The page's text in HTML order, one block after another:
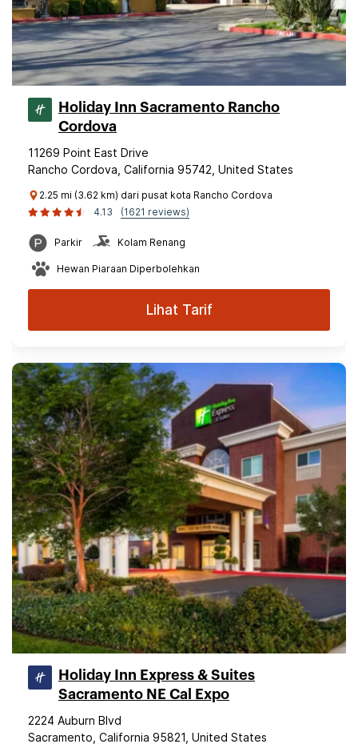
Holiday Inn Sacramento Rancho
Cordova
11269 Point East Drive
Rancho Cordova, California 95742, United States
2.25 mi (3.62 km) dari pusat kota Rancho Cordova
4.13
(1621 reviews)
Parkir Kolam Renang
Hewan Piaraan Diperbolehkan
Lihat Tarif
Holiday Inn Express & Suites
Sacramento NE Cal Expo
2224 Auburn Blvd
Sacramento, California 95821, United States